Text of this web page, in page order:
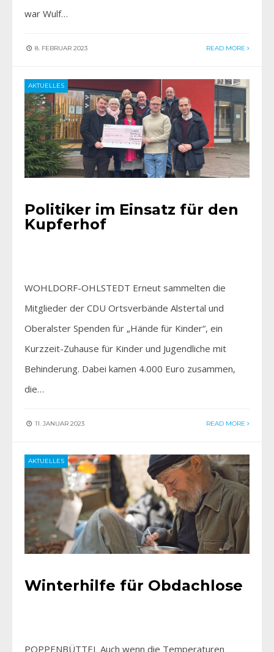
war Wulf…
8. FEBRUAR 2023 READ MORE
AKTUELLES
Politiker im Einsatz für den
Kupferhof
WOHLDORF-OHLSTEDT Erneut sammelten die
Mitglieder der CDU Ortsverbände Alstertal und
Oberalster Spenden für „Hände für Kinder“, ein
Kurzzeit-Zuhause für Kinder und Jugendliche mit
Behinderung. Dabei kamen 4.000 Euro zusammen,
die…
11. JANUAR 2023 READ MORE
AKTUELLES
Winterhilfe für Obdachlose
POPPENBÜTTEL Auch wenn die Temperaturen